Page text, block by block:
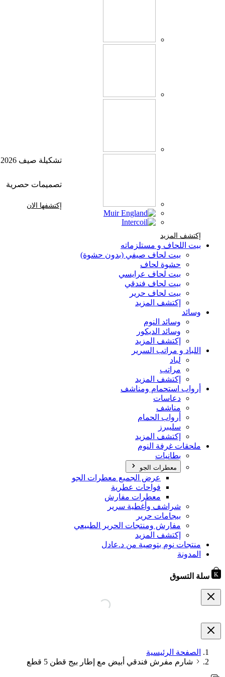
إكتشف المزيد
تشكيلة صيف 2026
تصميمات حصرية
إكتشفها الان
بيت اللحاف و مستلزماته
بيت لحاف صيفي (بدون حشوة)
حشوة لحاف
بيت لحاف عرايسي
بيت لحاف فندقي
بيت لحاف حرير
إكتشف المزيد
وسائد
وسائد النوم
وسائد الديكور
إكتشف المزيد
اللباد و مراتب السرير
لباد
مراتب
إكتشف المزيد
أرواب استحمام ومناشف
دعاسات
مناشف
أرواب الحمام
سليبرز
إكتشف المزيد
ملحقات غرفة النوم
بطانيات
معطرات الجو
عرض الجميع معطرات الجو
فواحات عطرية
معطرات مفارش
شراشف وأغطية سرير
بيجامات حرير
مفارش ومنتجات الحرير الطبيعي
إكتشف المزيد
منتجات نوم بتوصية من د.عادل
المدونة
سلة التسوق
الصفحة الرئيسية
شارم مفرش فندقي أبيض مع إطار بيج قطن 5 قطع